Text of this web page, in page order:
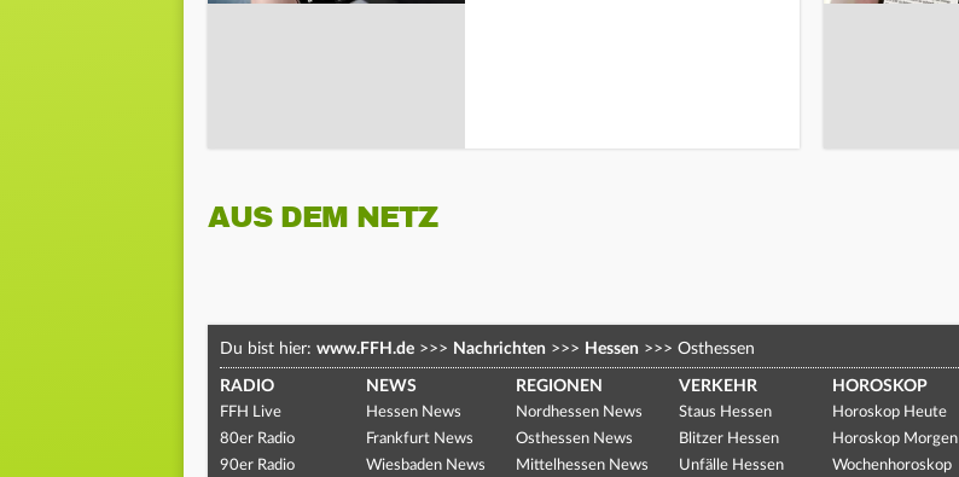
AUS DEM NETZ
Du bist hier: www.FFH.de >>> Nachrichten >>> Hessen >>> Osthessen
RADIO
FFH Live
80er Radio
90er Radio
NEWS
Hessen News
Frankfurt News
Wiesbaden News
REGIONEN
Nordhessen News
Osthessen News
Mittelhessen News
VERKEHR
Staus Hessen
Blitzer Hessen
Unfälle Hessen
HOROSKOP
Horoskop Heute
Horoskop Morgen
Wochenhoroskop